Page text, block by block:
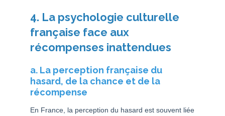
4. La psychologie culturelle
française face aux
récompenses inattendues
a. La perception française du
hasard, de la chance et de la
récompense
En France, la perception du hasard est souvent liée